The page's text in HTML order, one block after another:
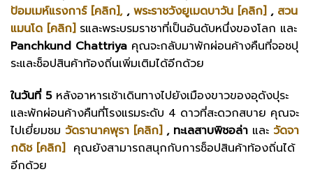
ป้อมเมห์แรงการ์ [คลิก], , พระราชวังยูเมดบาวัน [คลิก] , สวน
แมนโด [คลิก] รและพระบรมราชาที่เป็นอันดับหนึ่งของโลก และ
Panchkund Chattriya คุณจะกลับมาพักผ่อนค้างคืนที่จอชปุ
ระและช็อปสินค้าท้องถิ่นเพิ่มเติมได้อีกด้วย
ในวันที่ 5หลังอาหารเช้าเดินทางไปยังเมืองขาวของอุดังปุระ
และพักผ่อนค้างคืนที่โรงแรมระดับ 4 ดาวที่สะดวกสบาย คุณจะ
ไปเยี่ยมชม วัดรานาคพุรา [คลิก] , ทะเลสาบพิชอล่า และ วัดจา
กดิช [คลิก] คุณยังสามารถสนุกกับการช็อปสินค้าท้องถิ่นได้
อีกด้วย